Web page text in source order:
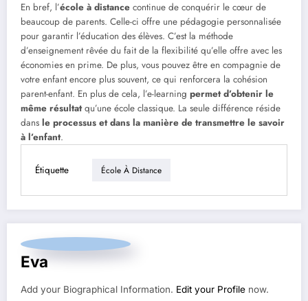
En bref, l’école à distance continue de conquérir le cœur de
beaucoup de parents. Celle-ci offre une pédagogie personnalisée
pour garantir l’éducation des élèves. C’est la méthode
d’enseignement rêvée du fait de la flexibilité qu’elle offre avec les
économies en prime. De plus, vous pouvez être en compagnie de
votre enfant encore plus souvent, ce qui renforcera la cohésion
parent-enfant. En plus de cela, l’e-learning permet d’obtenir le
même résultatqu’une école classique. La seule différence réside
dans le processus et dans la manière de transmettre le savoir
à l’enfant.
Étiquette École À Distance
Eva
Add your Biographical Information. Edit your Profile now.